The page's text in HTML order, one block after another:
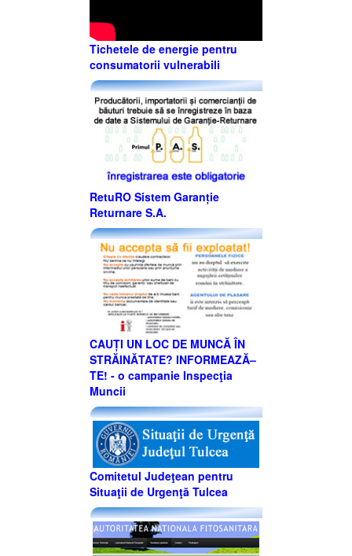
Tichetele de energie pentru
consumatorii vulnerabili
RetuRO Sistem Garanție
Returnare S.A.
CAUȚI UN LOC DE MUNCĂ ÎN
STRĂINĂTATE? INFORMEAZĂ–
TE! - o campanie Inspecţia
Muncii
Comitetul Judeţean pentru
Situaţii de Urgenţă Tulcea